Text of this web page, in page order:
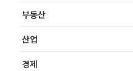
부동산
산업
경제